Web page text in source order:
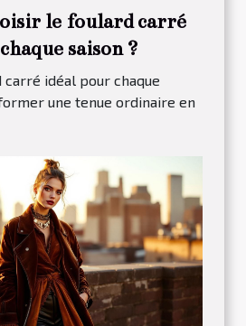
le foulard carré
saison ?
idéal pour chaque
une tenue ordinaire en